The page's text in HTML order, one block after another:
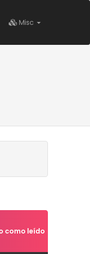
Misc
como leído